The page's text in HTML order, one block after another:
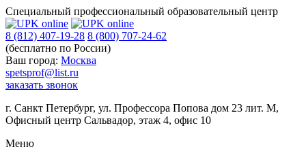
Специальный профессиональный образовательный центр
8 (812) 407-19-28 8 (800) 707-24-62
(бесплатно по России)
Ваш город: Москва
spetsprof@list.ru
заказать звонок
г. Санкт Петербург, ул. Профессора Попова дом 23 лит. М,
Офисный центр Сальвадор, этаж 4, офис 10
Меню